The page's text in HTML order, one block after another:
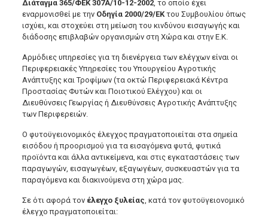
Διάταγμα 365/ΦΕΚ 307Α/10-12-2002, το οποίο έχει
εναρμονισθεί με την Οδηγία 2000/29/ΕΚτου Συμβουλίου όπως
ισχύει, και στοχεύει στη μείωση του κινδύνου εισαγωγής και
διάδοσης επιβλαβών οργανισμών στη Χώρα και στην Ε.Κ.
Αρμόδιες υπηρεσίες για τη διενέργεια των ελέγχων είναι οι
Περιφερειακές Υπηρεσίες του Υπουργείου Αγροτικής
Ανάπτυξης και Τροφίμων (τα οκτώ Περιφερειακά Κέντρα
Προστασίας Φυτών και Ποιοτικού Ελέγχου) και οι
Διευθύνσεις Γεωργίας ή Διευθύνσεις Αγροτικής Ανάπτυξης
των Περιφερειών.
Ο φυτοϋγειονομικός έλεγχος πραγματοποιείται στα σημεία
εισόδου ή προορισμού για τα εισαγόμενα φυτά, φυτικά
προϊόντα και άλλα αντικείμενα, και στις εγκαταστάσεις των
παραγωγών, εισαγωγέων, εξαγωγέων, συσκευαστών για τα
παραγόμενα και διακινούμενα στη χώρα μας.
Σε ότι αφορά τον έλεγχο ξυλείας, κατά τον φυτοϋγειονομικό
έλεγχο πραγματοποιείται: